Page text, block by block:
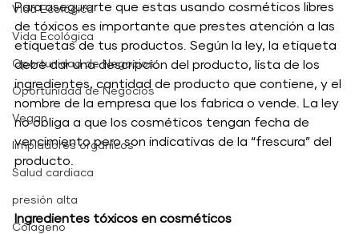
Vida Ecológica
Vida Ecológica
Oportunidad de Negocios
Oportunidad de Negocios
Vegan
limpiadores orgánicos
Salud cardiaca
presión alta
Cólageno
Para asegurarte que estas usando cosméticos libres
de tóxicos es importante que prestes atención a las
etiquetas de tus productos. Según la ley, la etiqueta
debe dar una descripción del producto, lista de los
ingredientes, cantidad de producto que contiene, y el
nombre de la empresa que los fabrica o vende. La ley
no obliga a que los cosméticos tengan fecha de
vencimiento pero son indicativas de la “frescura” del
producto.
Ingredientes tóxicos en cosméticos